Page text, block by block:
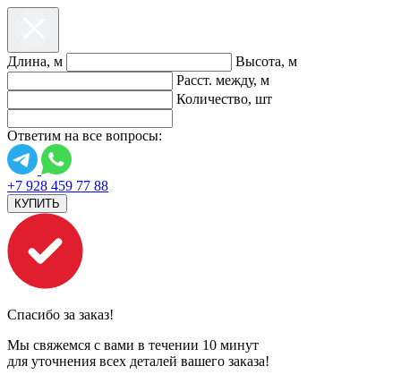
Длина, м
Высота, м
Расст. между, м
Количество, шт
Ответим на все вопросы:
+7 928 459 77 88
КУПИТЬ
Спасибо за заказ!
Мы свяжемся с вами в течении 10 минут
для уточнения всех деталей вашего заказа!